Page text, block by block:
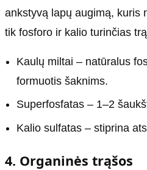
ankstyvą lapų augimą, kuris
tik fosforo ir kalio turinčias
Kaulų miltai – natūralus
formuotis šaknims.
Superfosfatas – 1–2
Kalio sulfatas – stiprina
4. Organinės trąšos